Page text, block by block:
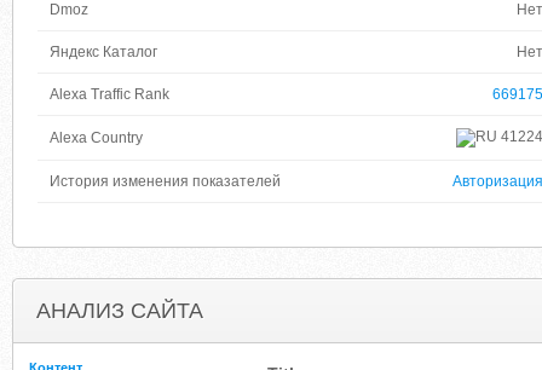
Dmoz Нет
Яндекс Каталог Нет
Alexa Traffic Rank 669175
Alexa Country 41224
История изменения показателей Авторизация
АНАЛИЗ САЙТА